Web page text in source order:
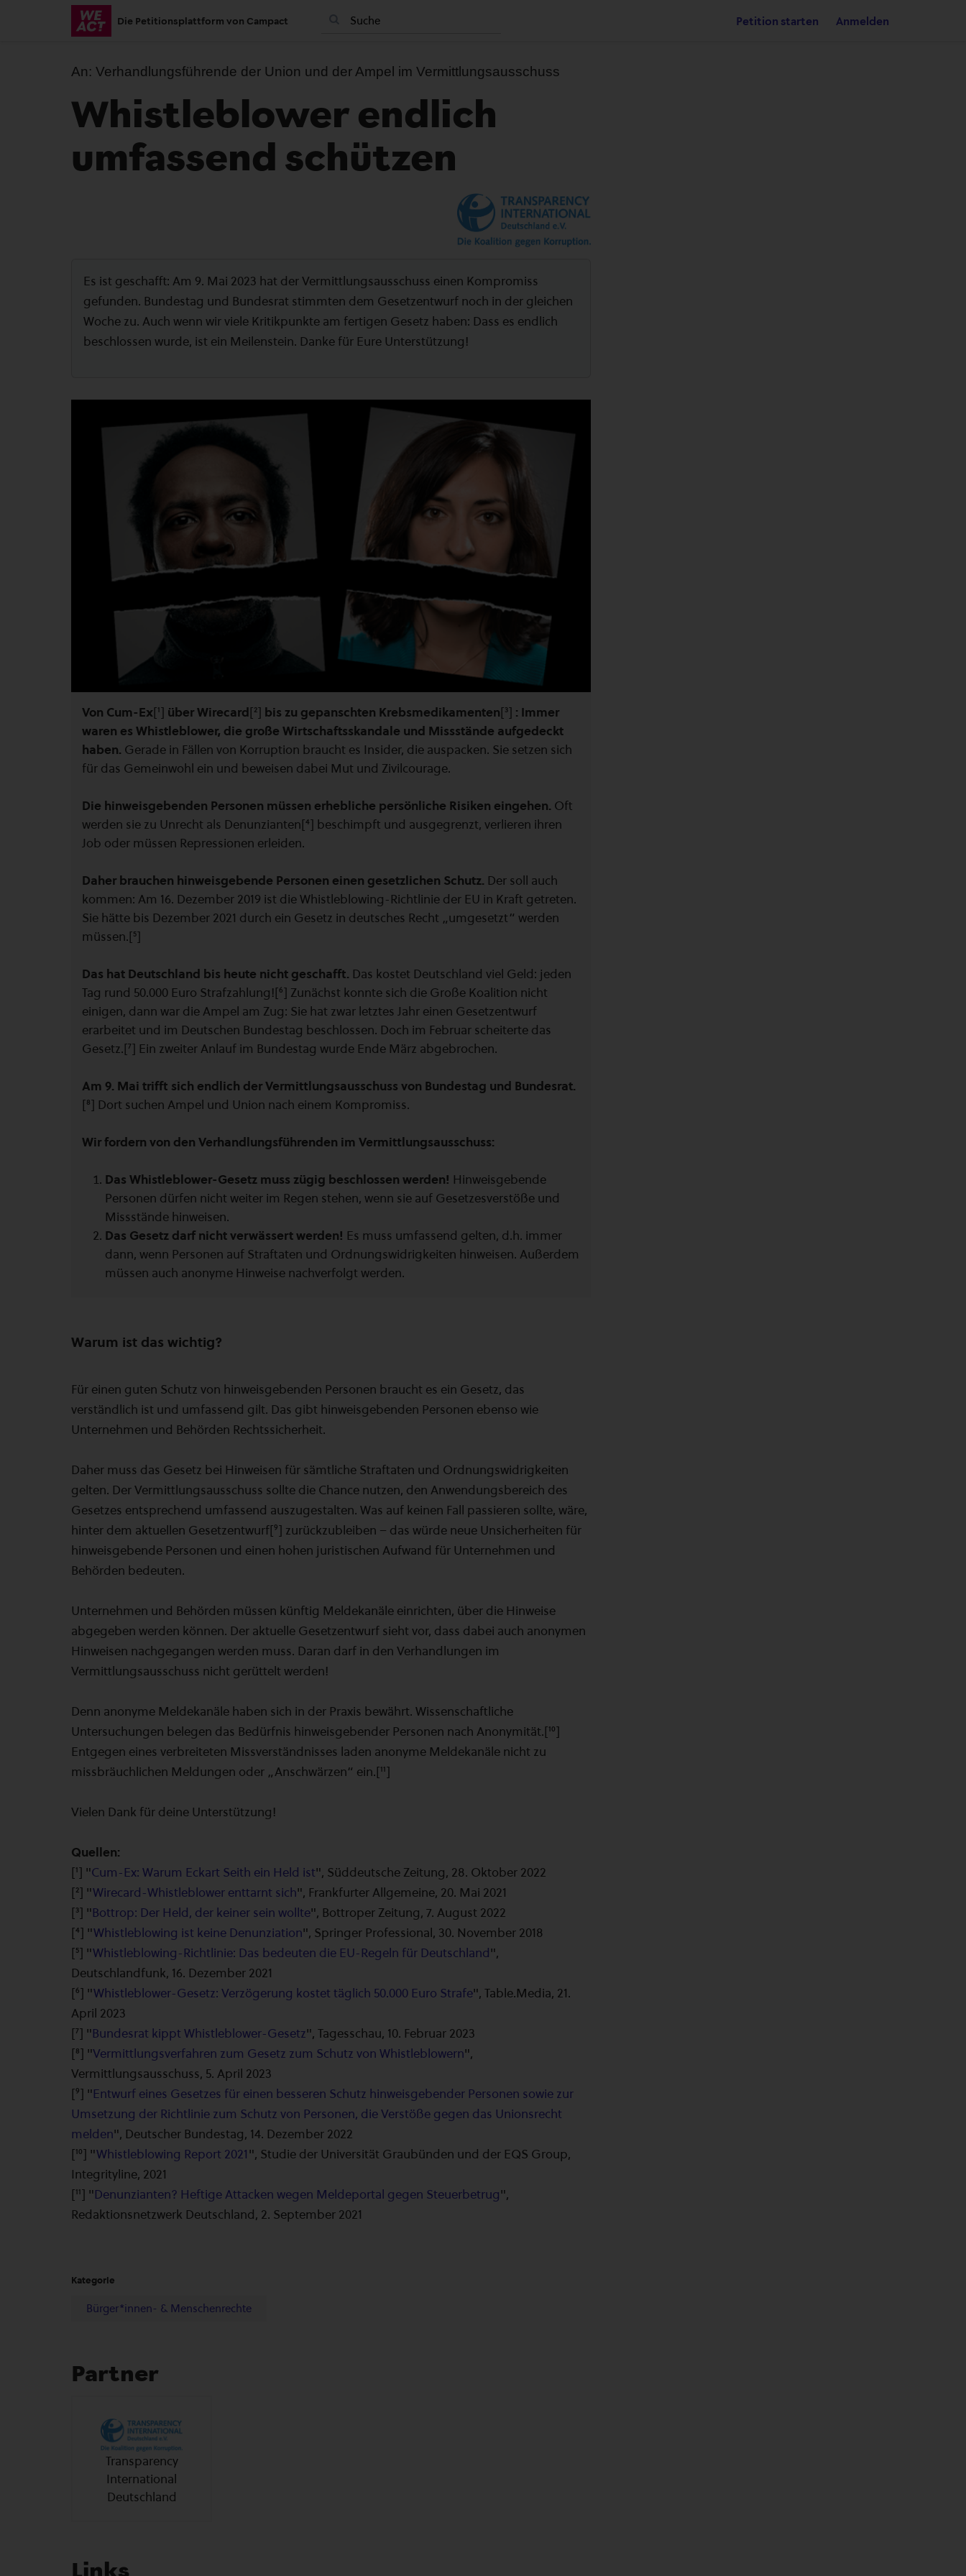
Die Petitionsplattform von Campact Petition starten Anmelden
An: Verhandlungsführende der Union und der Ampel im Vermittlungsausschuss
Whistleblower endlich
umfassend schützen
Es ist geschafft: Am 9. Mai 2023 hat der Vermittlungsausschuss einen Kompromiss
gefunden. Bundestag und Bundesrat stimmten dem Gesetzentwurf noch in der gleichen
Woche zu. Auch wenn wir viele Kritikpunkte am fertigen Gesetz haben: Dass es endlich
beschlossen wurde, ist ein Meilenstein. Danke für Eure Unterstützung!
Von Cum-Ex[¹] über Wirecard[²] bis zu gepanschten Krebsmedikamenten[³] : Immer
waren es Whistleblower, die große Wirtschaftsskandale und Missstände aufgedeckt
haben. Gerade in Fällen von Korruption braucht es Insider, die auspacken. Sie setzen sich
für das Gemeinwohl ein und beweisen dabei Mut und Zivilcourage.
Die hinweisgebenden Personen müssen erhebliche persönliche Risiken eingehen. Oft
werden sie zu Unrecht als Denunzianten[⁴] beschimpft und ausgegrenzt, verlieren ihren
Job oder müssen Repressionen erleiden.
Daher brauchen hinweisgebende Personen einen gesetzlichen Schutz. Der soll auch
kommen: Am 16. Dezember 2019 ist die Whistleblowing-Richtlinie der EU in Kraft getreten.
Sie hätte bis Dezember 2021 durch ein Gesetz in deutsches Recht „umgesetzt“ werden
müssen.[⁵]
Das hat Deutschland bis heute nicht geschafft. Das kostet Deutschland viel Geld: jeden
Tag rund 50.000 Euro Strafzahlung![⁶] Zunächst konnte sich die Große Koalition nicht
einigen, dann war die Ampel am Zug: Sie hat zwar letztes Jahr einen Gesetzentwurf
erarbeitet und im Deutschen Bundestag beschlossen. Doch im Februar scheiterte das
Gesetz.[⁷] Ein zweiter Anlauf im Bundestag wurde Ende März abgebrochen.
Am 9. Mai trifft sich endlich der Vermittlungsausschuss von Bundestag und Bundesrat.
[⁸] Dort suchen Ampel und Union nach einem Kompromiss.
Wir fordern von den Verhandlungsführenden im Vermittlungsausschuss:
Das Whistleblower-Gesetz muss zügig beschlossen werden! Hinweisgebende
Personen dürfen nicht weiter im Regen stehen, wenn sie auf Gesetzesverstöße und
Missstände hinweisen.
Das Gesetz darf nicht verwässert werden! Es muss umfassend gelten, d.h. immer
dann, wenn Personen auf Straftaten und Ordnungswidrigkeiten hinweisen. Außerdem
müssen auch anonyme Hinweise nachverfolgt werden.
Warum ist das wichtig?
Für einen guten Schutz von hinweisgebenden Personen braucht es ein Gesetz, das
verständlich ist und umfassend gilt. Das gibt hinweisgebenden Personen ebenso wie
Unternehmen und Behörden Rechtssicherheit.
Daher muss das Gesetz bei Hinweisen für sämtliche Straftaten und Ordnungswidrigkeiten
gelten. Der Vermittlungsausschuss sollte die Chance nutzen, den Anwendungsbereich des
Gesetzes entsprechend umfassend auszugestalten. Was auf keinen Fall passieren sollte, wäre,
hinter dem aktuellen Gesetzentwurf[⁹] zurückzubleiben – das würde neue Unsicherheiten für
hinweisgebende Personen und einen hohen juristischen Aufwand für Unternehmen und
Behörden bedeuten.
Unternehmen und Behörden müssen künftig Meldekanäle einrichten, über die Hinweise
abgegeben werden können. Der aktuelle Gesetzentwurf sieht vor, dass dabei auch anonymen
Hinweisen nachgegangen werden muss. Daran darf in den Verhandlungen im
Vermittlungsausschuss nicht gerüttelt werden!
Denn anonyme Meldekanäle haben sich in der Praxis bewährt. Wissenschaftliche
Untersuchungen belegen das Bedürfnis hinweisgebender Personen nach Anonymität.[¹⁰]
Entgegen eines verbreiteten Missverständnisses laden anonyme Meldekanäle nicht zu
missbräuchlichen Meldungen oder „Anschwärzen“ ein.[¹¹]
Vielen Dank für deine Unterstützung!
Quellen:
[¹] "Cum-Ex: Warum Eckart Seith ein Held ist", Süddeutsche Zeitung, 28. Oktober 2022
[²] "Wirecard-Whistleblower enttarnt sich", Frankfurter Allgemeine, 20. Mai 2021
[³] "Bottrop: Der Held, der keiner sein wollte", Bottroper Zeitung, 7. August 2022
[⁴] "Whistleblowing ist keine Denunziation", Springer Professional, 30. November 2018
[⁵] "Whistleblowing-Richtlinie: Das bedeuten die EU-Regeln für Deutschland",
Deutschlandfunk, 16. Dezember 2021
[⁶] "Whistleblower-Gesetz: Verzögerung kostet täglich 50.000 Euro Strafe", Table.Media, 21.
April 2023
[⁷] "Bundesrat kippt Whistleblower-Gesetz", Tagesschau, 10. Februar 2023
[⁸] "Vermittlungsverfahren zum Gesetz zum Schutz von Whistleblowern",
Vermittlungsausschuss, 5. April 2023
[⁹] "Entwurf eines Gesetzes für einen besseren Schutz hinweisgebender Personen sowie zur
Umsetzung der Richtlinie zum Schutz von Personen, die Verstöße gegen das Unionsrecht
melden", Deutscher Bundestag, 14. Dezember 2022
[¹⁰] "Whistleblowing Report 2021", Studie der Universität Graubünden und der EQS Group,
Integrityline, 2021
[¹¹] "Denunzianten? Heftige Attacken wegen Meldeportal gegen Steuerbetrug",
Redaktionsnetzwerk Deutschland, 2. September 2021
Kategorie
Bürger*innen- & Menschenrechte
Partner
Transparency
International
Deutschland
Links